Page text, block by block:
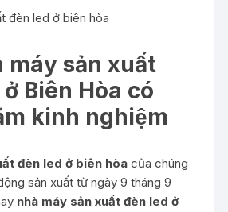
máy sản xuất
Biên Hòa có
kinh nghiệm
đèn led ở biên hòa của chúng
sản xuất từ ngày 9 tháng 9
nhà máy sản xuất đèn led ở